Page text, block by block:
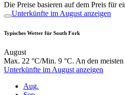
Die Preise basieren auf dem Preis für
Unterkünfte im August anzeigen
Typisches Wetter für South Fork
August
Max. 22 °C/Min. 9 °C. An den meisten
Unterkünfte im August anzeigen
Aug.